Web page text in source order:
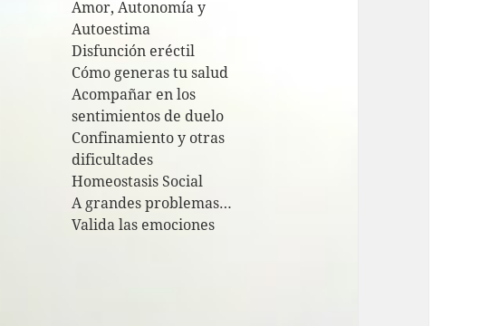
Amor, Autonomía y
Autoestima
Disfunción eréctil
Cómo generas tu salud
Acompañar en los
sentimientos de duelo
Confinamiento y otras
dificultades
Homeostasis Social
A grandes problemas…
Valida las emociones